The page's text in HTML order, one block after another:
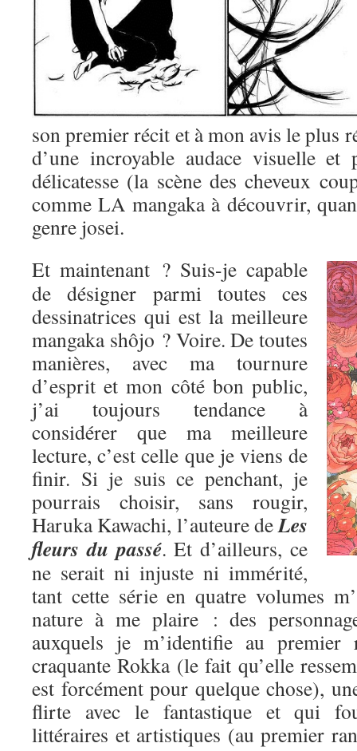
son premier récit et à mon avis le plus
d’une incroyable audace visuelle et
délicatesse (la scène des cheveux
comme LA mangaka à découvrir,
genre josei.
Et maintenant ? Suis-je capable
de désigner parmi toutes ces
dessinatrices qui est la meilleure
mangaka shôjo ? Voire. De toutes
manières, avec ma tournure
d’esprit et mon côté bon public,
j’ai toujours tendance à
considérer que ma meilleure
lecture, c’est celle que je viens de
finir. Si je suis ce penchant, je
pourrais choisir, sans rougir,
Haruka Kawachi, l’auteure deLes
fleurs du passé. Et d’ailleurs, ce
ne serait ni injuste ni immérité,
tant cette série en quatre volumes
nature à me plaire : des
auxquels je m’identifie au premier
craquante Rokka (le fait qu’elle
est forcément pour quelque chose),
flirte avec le fantastique et qui
littéraires et artistiques (au premier